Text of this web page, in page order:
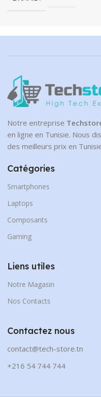
Notre entreprise
en ligne en Tunisie. Nous
des meilleurs prix en
Catégories
Smartphones
Laptops
Composants
Gaming
Liens utiles
Notre Magasin
Nos Contacts
Contactez nous
contact@tech-store.tn
+216 54 744 744